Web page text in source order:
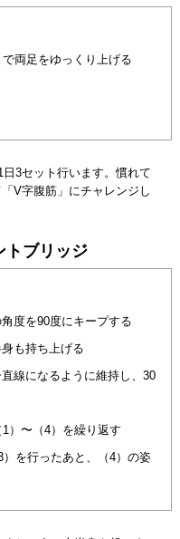
で両足をゆっくり上げる
日3セット行います。慣れて
V字腹筋」にチャレンジし
トブリッジ
度を90度にキープする
も持ち上げる
線になるように維持し、30
）〜（4）を繰り返す
）を行ったあと、（4）の姿